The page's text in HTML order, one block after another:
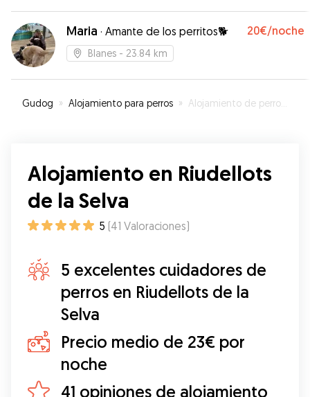
Leire”
Maria · Amante de los perritos🐕 20€/noche
Blanes - 23.84 km
Gudog » Alojamiento para perros » Alojamiento de perros en Riudellots de la Selva
Alojamiento en Riudellots
de la Selva
5 (41 Valoraciones)
5 excelentes cuidadores de
perros en Riudellots de la
Selva
Precio medio de 23€ por
noche
41 opiniones de alojamiento